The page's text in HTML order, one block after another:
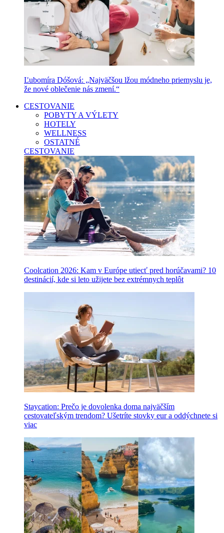
Ľubomíra Dóšová: „Najväčšou lžou módneho priemyslu je,
že nové oblečenie nás zmení.“
CESTOVANIE
POBYTY A VÝLETY
HOTELY
WELLNESS
OSTATNÉ
CESTOVANIE
Coolcation 2026: Kam v Európe utiecť pred horúčavami? 10
destinácií, kde si leto užijete bez extrémnych teplôt
Staycation: Prečo je dovolenka doma najväčším
cestovateľským trendom? Ušetríte stovky eur a oddýchnete si
viac